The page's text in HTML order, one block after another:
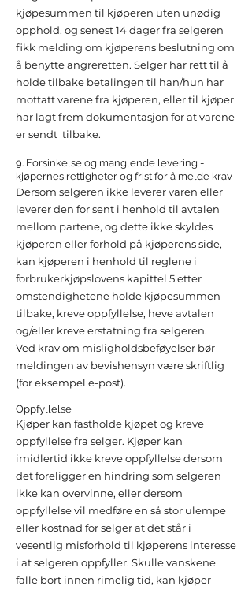
kjøpesummen til kjøperen uten unødig
opphold, og senest 14 dager fra selgeren
fikk melding om kjøperens beslutning om
å benytte angreretten. Selger har rett til å
holde tilbake betalingen til han/hun har
mottatt varene fra kjøperen, eller til kjøper
har lagt frem dokumentasjon for at varene
er sendt tilbake.
9. Forsinkelse og manglende levering -
kjøpernes rettigheter og frist for å melde krav
Dersom selgeren ikke leverer varen eller
leverer den for sent i henhold til avtalen
mellom partene, og dette ikke skyldes
kjøperen eller forhold på kjøperens side,
kan kjøperen i henhold til reglene i
forbrukerkjøpslovens kapittel 5 etter
omstendighetene holde kjøpesummen
tilbake, kreve oppfyllelse, heve avtalen
og/eller kreve erstatning fra selgeren.
Ved krav om misligholdsbeføyelser bør
meldingen av bevishensyn være skriftlig
(for eksempel e-post).
Oppfyllelse
Kjøper kan fastholde kjøpet og kreve
oppfyllelse fra selger. Kjøper kan
imidlertid ikke kreve oppfyllelse dersom
det foreligger en hindring som selgeren
ikke kan overvinne, eller dersom
oppfyllelse vil medføre en så stor ulempe
eller kostnad for selger at det står i
vesentlig misforhold til kjøperens interesse
i at selgeren oppfyller. Skulle vanskene
falle bort innen rimelig tid, kan kjøper